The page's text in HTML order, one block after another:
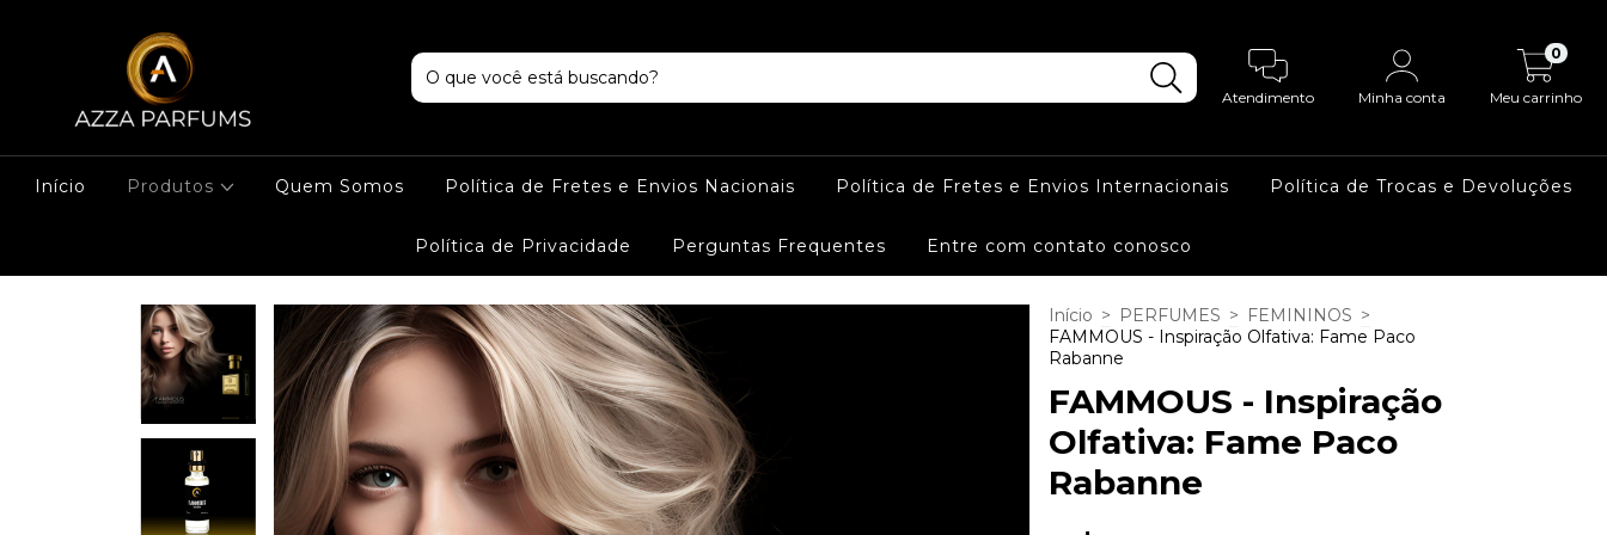
Atendimento Minha conta Meu carrinho
0
Início Produtos Quem Somos Política de Fretes e Envios Nacionais Política de Fretes e Envios Internacionais Política de Trocas e Devoluções
Política de Privacidade Perguntas Frequentes Entre com contato conosco
Início > PERFUMES > FEMININOS >
FAMMOUS - Inspiração Olfativa: Fame Paco
Rabanne
FAMMOUS - Inspiração
Olfativa: Fame Paco
Rabanne